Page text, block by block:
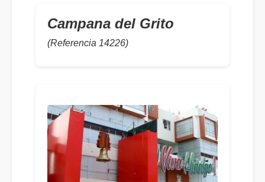
Campana del Grito
(Referencia 14226)